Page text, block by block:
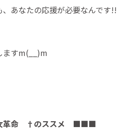
あなたの応援が必要なんです!!
ますm(__)m
命 †のススメ ■■■